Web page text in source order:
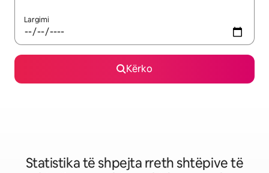
Largimi
Kërko
Statistika të shpejta rreth shtëpive të